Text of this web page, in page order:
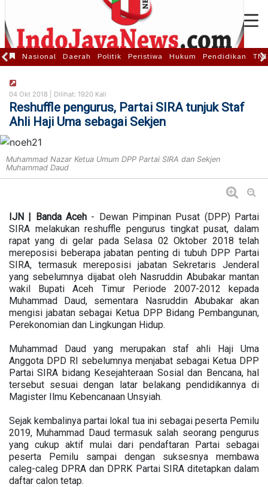
Nasional Daerah Politik Peristiwa Hukum Pendidikan
04 Okt 2018 | Dilihat: 1920 Kali
Reshuffle pengurus, Partai SIRA tunjuk Staf
Ahli Haji Uma sebagai Sekjen
Muhammad Nazar Ketua Umum DPP Partai SIRA dan Sekjen
Muhammad Daud
IJN | Banda Aceh - Dewan Pimpinan Pusat (DPP) Partai
SIRA melakukan reshuffle pengurus tingkat pusat, dalam
rapat yang di gelar pada Selasa 02 Oktober 2018 telah
mereposisi beberapa jabatan penting di tubuh DPP Partai
SIRA, termasuk mereposisi jabatan Sekretaris Jenderal
yang sebelumnya dijabat oleh Nasruddin Abubakar mantan
wakil Bupati Aceh Timur Periode 2007-2012 kepada
Muhammad Daud, sementara Nasruddin Abubakar akan
mengisi jabatan sebagai Ketua DPP Bidang Pembangunan,
Perekonomian dan Lingkungan Hidup.
Muhammad Daud yang merupakan staf ahli Haji Uma
Anggota DPD RI sebelumnya menjabat sebagai Ketua DPP
Partai SIRA bidang Kesejahteraan Sosial dan Bencana, hal
tersebut sesuai dengan latar belakang pendidikannya di
Magister Ilmu Kebencanaan Unsyiah.
Sejak kembalinya partai lokal tua ini sebagai peserta Pemilu
2019, Muhammad Daud termasuk salah seorang pengurus
yang cukup aktif mulai dari pendaftaran Partai sebagai
peserta Pemilu sampai dengan suksesnya membawa
caleg-caleg DPRA dan DPRK Partai SIRA ditetapkan dalam
daftar calon tetap.